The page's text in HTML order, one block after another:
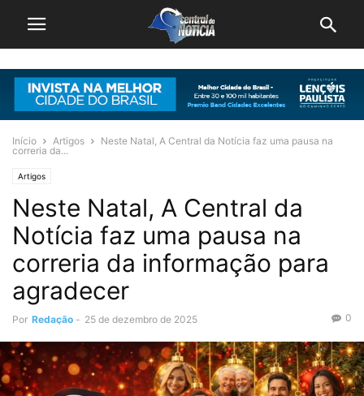
Início Artigos
Neste Natal, A Central da Notícia faz uma pausa na
correria da...
Artigos
Neste Natal, A Central da
Notícia faz uma pausa na
correria da informação para
agradecer
Por Redação - 25 de dezembro de 2025 0